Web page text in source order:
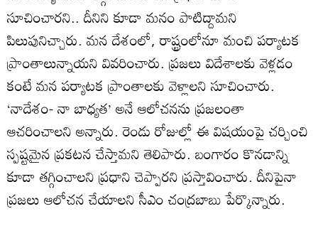
సూచించారని.. దీనిని కూడా మనం పాటిద్దామని
పిలుపునిచ్చారు. మన దేశంలో, రాష్ట్రంలోనూ మంచి పర్యాటక
ప్రాంతాలున్నాయని వివరించారు. ప్రజలు విదేశాలకు వెళ్లడం
కంటే మన పర్యాటక ప్రాంతాలకు వెళ్లాలని సూచించారు.
‘నాదేశం- నా బాధ్యత’ అనే ఆలోచనను ప్రజలంతా
ఆచరించాలని అన్నారు. రెండు రోజుల్లో ఈ విషయంపై చర్చించి
స్పష్టమైన ప్రకటన చేస్తామని తెలిపారు. బంగారం కొనడాన్ని
కూడా తగ్గించాలని ప్రధాని చెప్పారని ప్రస్తావించారు. దీనిపైనా
ప్రజలు ఆలోచన చేయాలని సీఎం చంద్రబాబు పేర్కొన్నారు.